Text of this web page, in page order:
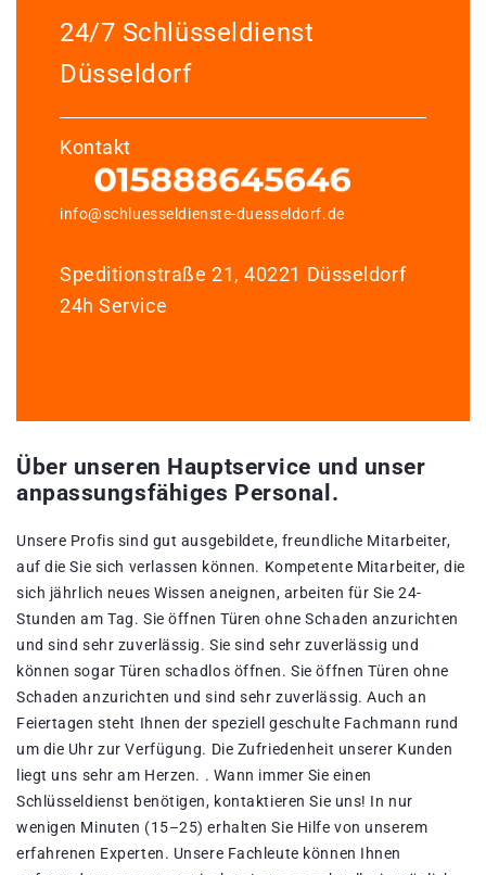
24/7 Schlüsseldienst
Düsseldorf
Kontakt
info@schluesseldienste-duesseldorf.de
Speditionstraße 21, 40221 Düsseldorf
24h Service
Über unseren Hauptservice und unser
anpassungsfähiges Personal.
Unsere Profis sind gut ausgebildete, freundliche Mitarbeiter,
auf die Sie sich verlassen können. Kompetente Mitarbeiter, die
sich jährlich neues Wissen aneignen, arbeiten für Sie 24-
Stunden am Tag. Sie öffnen Türen ohne Schaden anzurichten
und sind sehr zuverlässig. Sie sind sehr zuverlässig und
können sogar Türen schadlos öffnen. Sie öffnen Türen ohne
Schaden anzurichten und sind sehr zuverlässig. Auch an
Feiertagen steht Ihnen der speziell geschulte Fachmann rund
um die Uhr zur Verfügung. Die Zufriedenheit unserer Kunden
liegt uns sehr am Herzen. . Wann immer Sie einen
Schlüsseldienst benötigen, kontaktieren Sie uns! In nur
wenigen Minuten (15–25) erhalten Sie Hilfe von unserem
erfahrenen Experten. Unsere Fachleute können Ihnen